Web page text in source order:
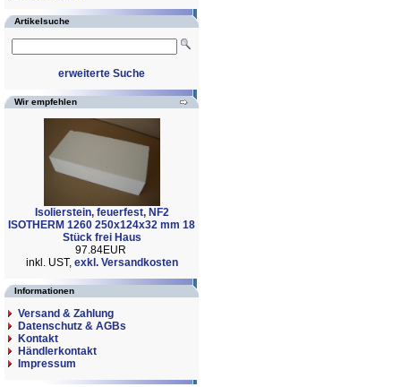
Artikelsuche
erweiterte Suche
Wir empfehlen
Isolierstein, feuerfest, NF2
ISOTHERM 1260 250x124x32 mm 18
Stück frei Haus
97.84EUR
inkl. UST, exkl. Versandkosten
Informationen
Versand & Zahlung
Datenschutz & AGBs
Kontakt
Händlerkontakt
Impressum